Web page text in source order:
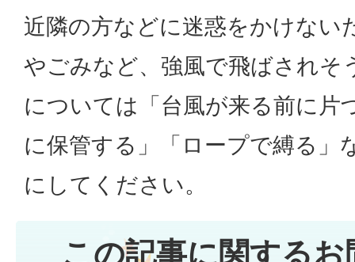
近隣の方などに迷惑をかけない
やごみなど、強風で飛ばされそ
については「台風が来る前に片
に保管する」「ロープで縛る」
にしてください。
この記事に関する